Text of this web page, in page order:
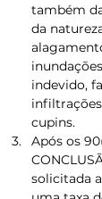
também
da
indevido,
cupins.
Após os
solicitada